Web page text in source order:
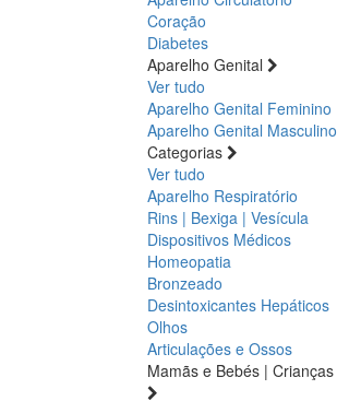
Coração
Diabetes
Aparelho Genital
Ver tudo
Aparelho Genital Feminino
Aparelho Genital Masculino
Categorias
Ver tudo
Aparelho Respiratório
Rins | Bexiga | Vesícula
Dispositivos Médicos
Homeopatia
Bronzeado
Desintoxicantes Hepáticos
Olhos
Articulações e Ossos
Mamãs e Bebés | Crianças